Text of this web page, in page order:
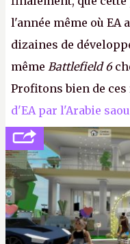
l'année même où EA
dizaines de
même Battlefield 6
Profitons bien de
d'EA par l'Arabie
société privée,
l'obligation de publier
victoire pour la